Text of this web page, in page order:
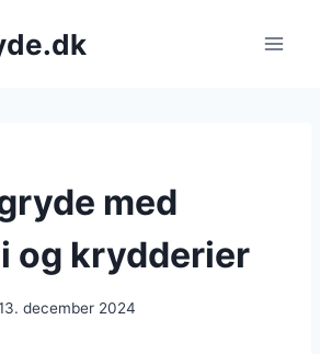
med
og krydderier
december 2024